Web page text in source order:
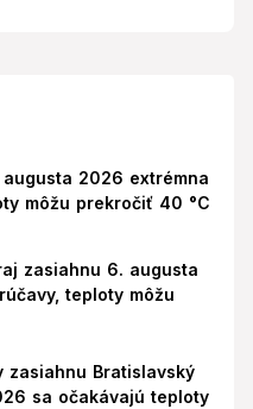
2026 extrémna
môžu prekročiť 40 °C
zasiahnu 6. augusta
teploty môžu
zasiahnu Bratislavský
sa očakávajú teploty